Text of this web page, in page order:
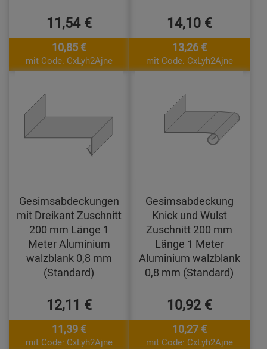
11,54 €
10,85 €
mit Code: CxLyh2Ajne
14,10 €
13,26 €
mit Code: CxLyh2Ajne
Gesimsabdeckungen
mit Dreikant Zuschnitt
200 mm Länge 1
Meter Aluminium
walzblank 0,8 mm
(Standard)
12,11 €
11,39 €
mit Code: CxLyh2Ajne
Gesimsabdeckung
Knick und Wulst
Zuschnitt 200 mm
Länge 1 Meter
Aluminium walzblank
0,8 mm (Standard)
10,92 €
10,27 €
mit Code: CxLyh2Ajne